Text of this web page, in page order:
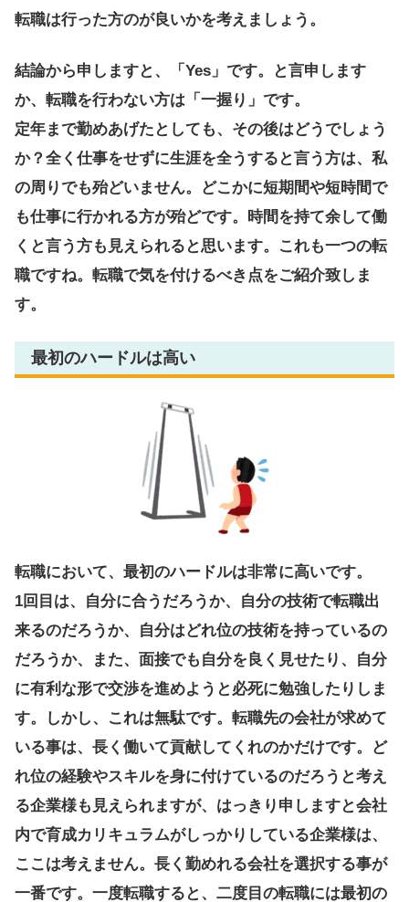
転職は行った方のが良いかを考えましょう。
結論から申しますと、「Yes」です。と言申します
か、転職を行わない方は「一握り」です。
定年まで勤めあげたとしても、その後はどうでしょう
か？全く仕事をせずに生涯を全うすると言う方は、私
の周りでも殆どいません。どこかに短期間や短時間で
も仕事に行かれる方が殆どです。時間を持て余して働
くと言う方も見えられると思います。これも一つの転
職ですね。転職で気を付けるべき点をご紹介致しま
す。
最初のハードルは高い
転職において、最初のハードルは非常に高いです。
1回目は、自分に合うだろうか、自分の技術で転職出
来るのだろうか、自分はどれ位の技術を持っているの
だろうか、また、面接でも自分を良く見せたり、自分
に有利な形で交渉を進めようと必死に勉強したりしま
す。しかし、これは無駄です。転職先の会社が求めて
いる事は、長く働いて貢献してくれのかだけです。ど
れ位の経験やスキルを身に付けているのだろうと考え
る企業様も見えられますが、はっきり申しますと会社
内で育成カリキュラムがしっかりしている企業様は、
ここは考えません。長く勤めれる会社を選択する事が
一番です。一度転職すると、二度目の転職には最初の